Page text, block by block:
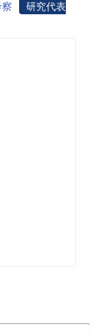
研究代表